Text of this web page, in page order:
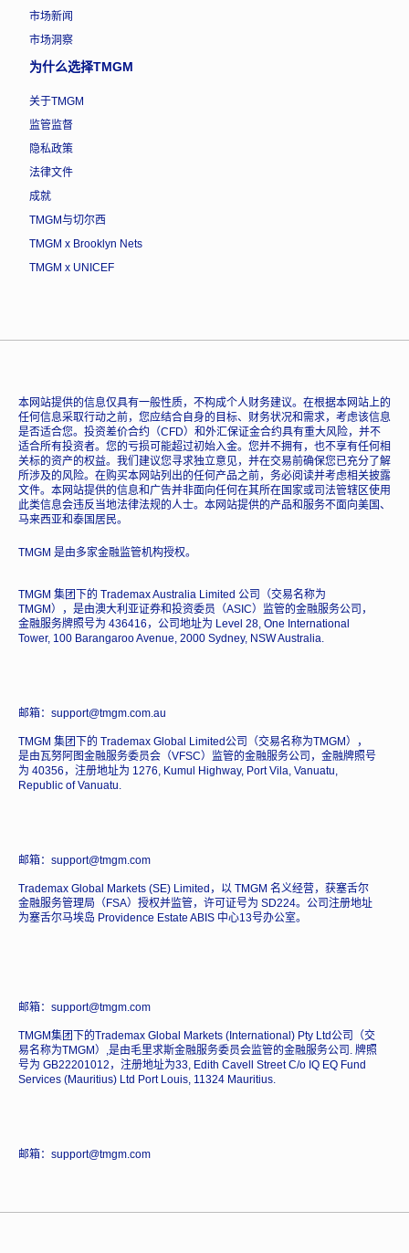
市场新闻
市场洞察
为什么选择TMGM
关于TMGM
监管监督
隐私政策
法律文件
成就
TMGM与切尔西
TMGM x Brooklyn Nets
TMGM x UNICEF
本网站提供的信息仅具有一般性质，不构成个人财务建议。在根据本网站上的
任何信息采取行动之前，您应结合自身的目标、财务状况和需求，考虑该信息
是否适合您。投资差价合约（CFD）和外汇保证金合约具有重大风险，并不
适合所有投资者。您的亏损可能超过初始入金。您并不拥有，也不享有任何相
关标的资产的权益。我们建议您寻求独立意见，并在交易前确保您已充分了解
所涉及的风险。在购买本网站列出的任何产品之前，务必阅读并考虑相关披露
文件。本网站提供的信息和广告并非面向任何在其所在国家或司法管辖区使用
此类信息会违反当地法律法规的人士。本网站提供的产品和服务不面向美国、
马来西亚和泰国居民。
TMGM 是由多家金融监管机构授权。
TMGM 集团下的 Trademax Australia Limited 公司（交易名称为
TMGM），是由澳大利亚证券和投资委员（ASIC）监管的金融服务公司，
金融服务牌照号为 436416，公司地址为 Level 28, One International
Tower, 100 Barangaroo Avenue, 2000 Sydney, NSW Australia.
邮箱：support@tmgm.com.au
TMGM 集团下的 Trademax Global Limited公司（交易名称为TMGM），
是由瓦努阿图金融服务委员会（VFSC）监管的金融服务公司，金融牌照号
为 40356，注册地址为 1276, Kumul Highway, Port Vila, Vanuatu,
Republic of Vanuatu.
邮箱：support@tmgm.com
Trademax Global Markets (SE) Limited，以 TMGM 名义经营，获塞舌尔
金融服务管理局（FSA）授权并监管，许可证号为 SD224。公司注册地址
为塞舌尔马埃岛 Providence Estate ABIS 中心13号办公室。
邮箱：support@tmgm.com
TMGM集团下的Trademax Global Markets (International) Pty Ltd公司（交
易名称为TMGM）,是由毛里求斯金融服务委员会监管的金融服务公司. 牌照
号为 GB22201012，注册地址为33, Edith Cavell Street C/o IQ EQ Fund
Services (Mauritius) Ltd Port Louis, 11324 Mauritius.
邮箱：support@tmgm.com